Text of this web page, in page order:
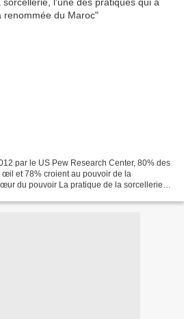
par le US Pew Research Center, 80% des
et 78% croient au pouvoir de la
du pouvoir La pratique de la sorcellerie